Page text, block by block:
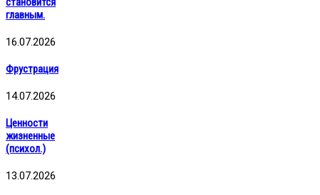
главным.
16.07.2026
Фрустрация
14.07.2026
Ценности
жизненные
(психол.)
13.07.2026